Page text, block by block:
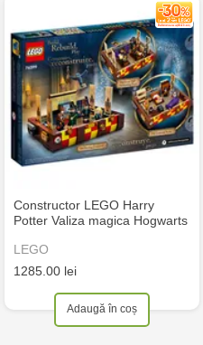
Constructor LEGO Harry
Potter Valiza magica Hogwarts
LEGO
1285.00 lei
Adaugă în coș